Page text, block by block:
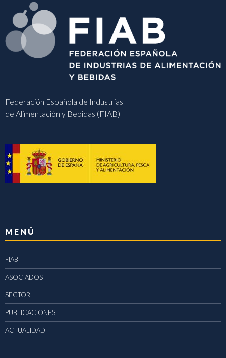
Federación Española de Industrias
de Alimentación y Bebidas (FIAB)
MENÚ
FIAB
ASOCIADOS
SECTOR
PUBLICACIONES
ACTUALIDAD